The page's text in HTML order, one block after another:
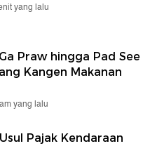
yang lalu
Praw hingga Pad See
Kangen Makanan
yang lalu
Pajak Kendaraan